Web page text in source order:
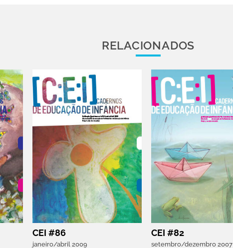
RELACIONADOS
CEI #86
janeiro/abril 2009
CEI #82
setembro/dezembro 2007